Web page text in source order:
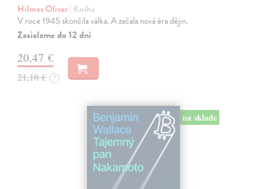
Hilmes Oliver| Kniha
V roce 1945 skončila válka. A začala nová éra dějin.
Zasielame do 12 dní
20,47 €
21,10 € ?
na sklade